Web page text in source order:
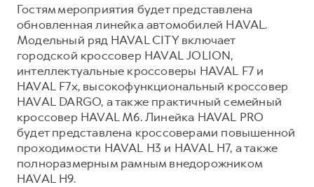
Гостям мероприятия будет представлена
обновленная линейка автомобилей HAVAL.
Модельный ряд HAVAL CITY включает
городской кроссовер HAVAL JOLION,
интеллектуальные кроссоверы HAVAL F7 и
HAVAL F7x, высокофункциональный кроссовер
HAVAL DARGO, а также практичный семейный
кроссовер HAVAL M6. Линейка HAVAL PRO
будет представлена кроссоверами повышенной
проходимости HAVAL H3 и HAVAL H7, а также
полноразмерным рамным внедорожником
HAVAL H9.